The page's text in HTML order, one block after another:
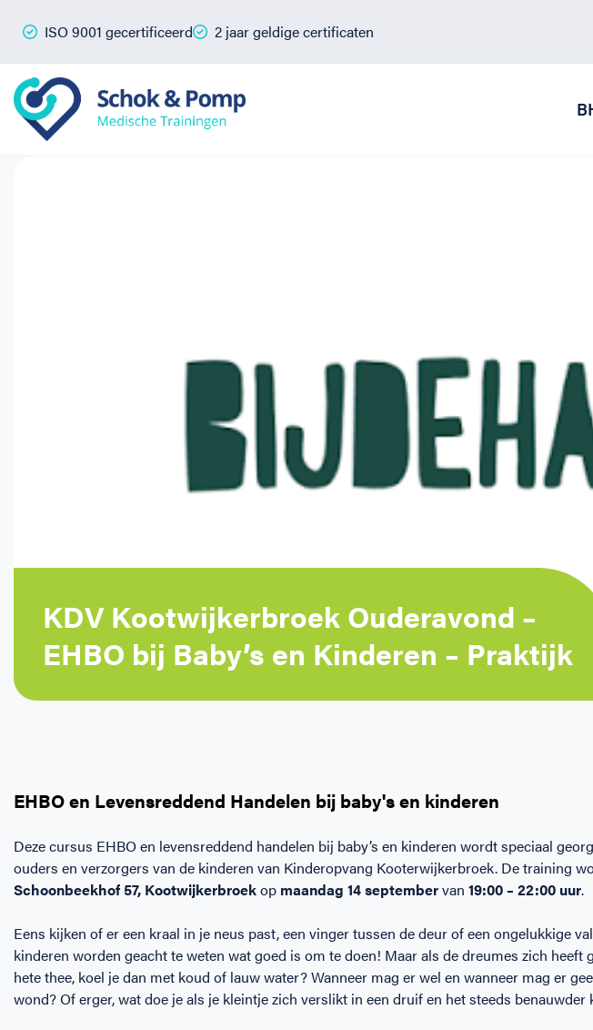
ISO 9001 gecertificeerd 2 jaar geldige certificaten
KDV Kootwijkerbroek Ouderavond –
EHBO bij Baby’s en Kinderen – Praktijk
EHBO en Levensreddend Handelen bij baby's en kinderen
Deze cursus EHBO en levensreddend handelen bij baby’s en kinderen wordt speciaal
ouders en verzorgers van de kinderen van Kinderopvang Kooterwijkerbroek. De training
Schoonbeekhof 57, Kootwijkerbroekop maandag 14 septembervan 19:00 – 22:00 uur.
Eens kijken of er een kraal in je neus past, een vinger tussen de deur of een ongelukkige
kinderen worden geacht te weten wat goed is om te doen! Maar als de dreumes zich heeft
hete thee, koel je dan met koud of lauw water? Wanneer mag er wel en wanneer mag er
wond? Of erger, wat doe je als je kleintje zich verslikt in een druif en het steeds benauwder